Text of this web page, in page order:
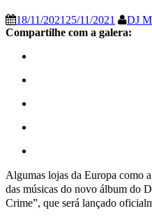
18/11/2021 25/11/2021
DJ
Compartilhe com a galera:
Algumas lojas da Europa como a
das músicas do novo álbum do
Crime”, que será lançado